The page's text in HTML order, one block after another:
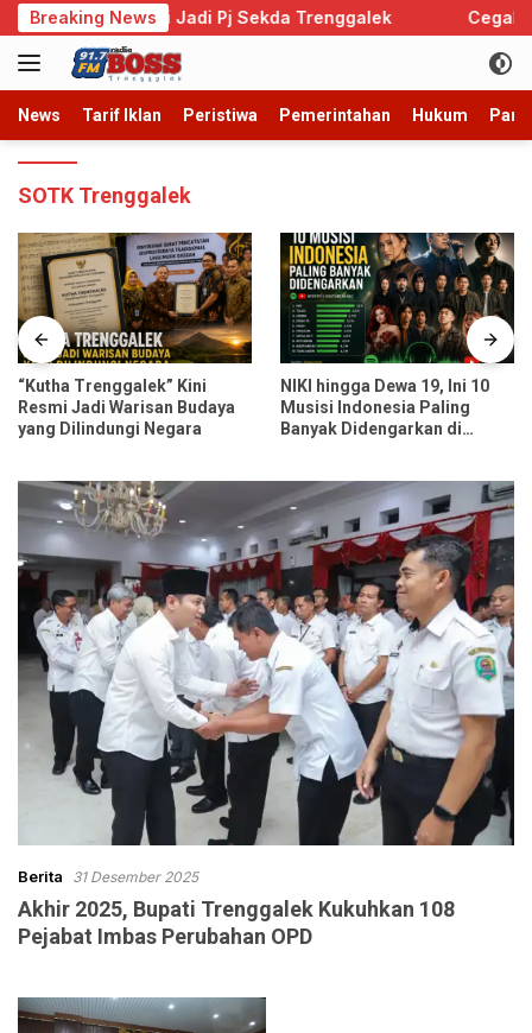
Langsung
ke
konten
Breaking News
Resmi Jadi Pj Sekda Trenggalek Cegah
News Tarif Iklan Peristiwa Pemerintahan Hukum
SOTK Trenggalek
“Kutha Trenggalek” Kini
Resmi Jadi Warisan Budaya
yang Dilindungi Negara
NIKI hingga Dewa 19, Ini 10
Musisi Indonesia Paling
Banyak Didengarkan di
Berita 31 Desember 2025
Akhir 2025, Bupati Trenggalek Kukuhkan 108
Pejabat Imbas Perubahan OPD